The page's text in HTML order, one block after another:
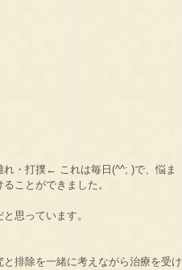
れ・打撲← これは毎日(^^; )で、悩ま
ことができました。
思っています。
排除を一緒に考えながら治療を受け